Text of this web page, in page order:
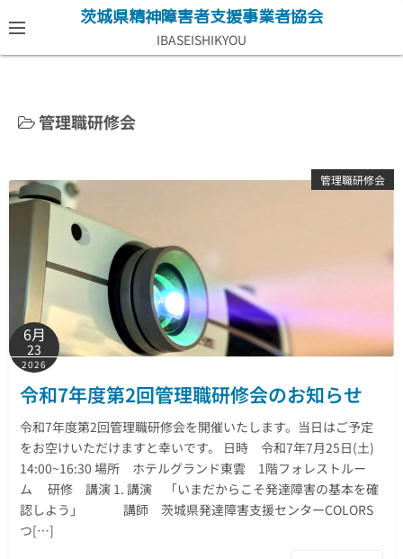
ン
テ
キ
ッ
茨城県精神障害者支援事業者協会
IBASEISHIKYOU
管理職研修会
管理職研修会
6月
23
2026
令和7年度第2回管理職研修会のお知らせ
令和7年度第2回管理職研修会を開催いたします。当日はご予定
をお空けいただけますと幸いです。 日時 令和7年7月25日(土)
14:00~16:30 場所 ホテルグランド東雲 1階フォレストルー
ム 研修 講演 1. 講演 「いまだからこそ発達障害の基本を確
認しよう」 講師 茨城県発達障害支援センターCOLORS
つ[…]